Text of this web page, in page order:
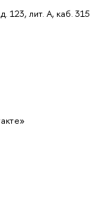
123, лит. А, каб. 315